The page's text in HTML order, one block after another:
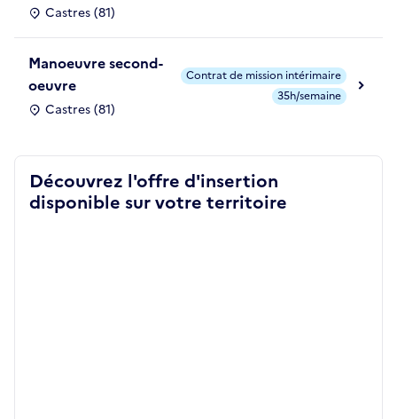
Castres (81)
Manoeuvre second-
oeuvre
Castres (81)
Contrat de mission intérimaire
35h/semaine
Découvrez l'offre d'insertion
disponible sur votre territoire